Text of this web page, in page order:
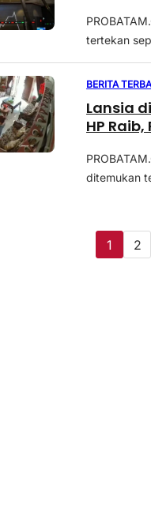
tertekan
BERITA
Lansia
HP
ditemukan
1 2